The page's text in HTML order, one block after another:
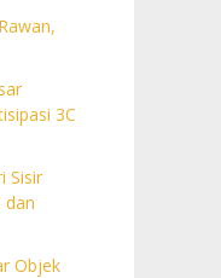
3C
Sisir
dan
Objek